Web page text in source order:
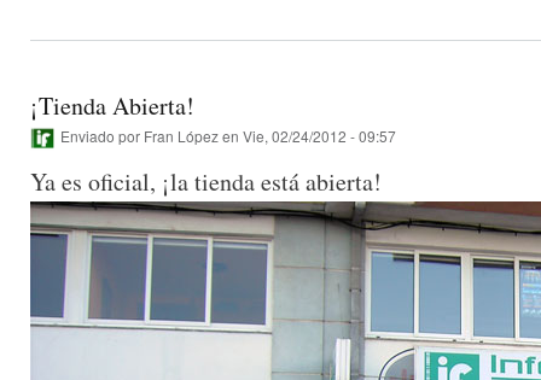
¡Tienda Abierta!
Enviado por Fran Lópezen Vie, 02/24/2012 - 09:57
Ya es oficial, ¡la tienda está abierta!